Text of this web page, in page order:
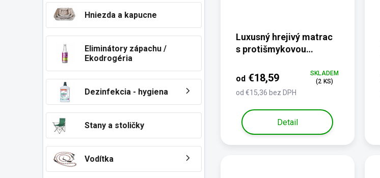
Hniezda a kapucne
Eliminátory zápachu /
Ekodrogéria
Dezinfekcia - hygiena
Stany a stoličky
Vodítka
Luxusný hrejivý matrac
s protišmykovou
kožušina
od €15,36 bez DPH
od €18,59
SKLADEM
(2 KS)
Detail